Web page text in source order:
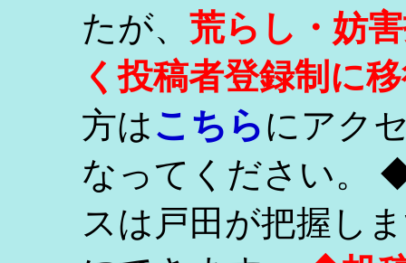
たが、 荒らし・妨
く投稿者登録制に
方はこちらにアク
なってください。
スは戸田が把握し